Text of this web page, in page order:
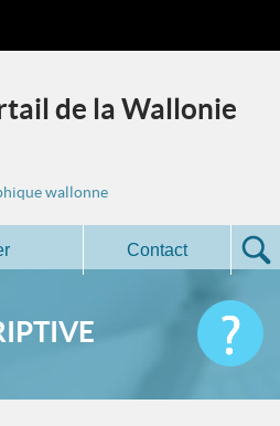
de la Wallonie
wallonne
Contact